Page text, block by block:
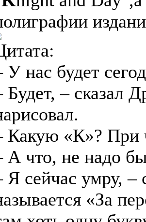
У нас будет
Будет, – сказал
Какую «К»? При
А что, не надо
Я сейчас умру, –
«За